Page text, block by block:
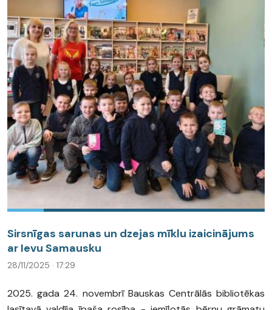
Sirsnīgas sarunas un dzejas mīklu izaicinājums
ar Ievu Samausku
28/11/2025 · 17:29
2025. gada 24. novembrī Bauskas Centrālās bibliotēkas